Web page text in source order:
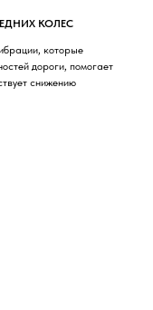
которые
дороги, помогает
снижению
КОЛЕС